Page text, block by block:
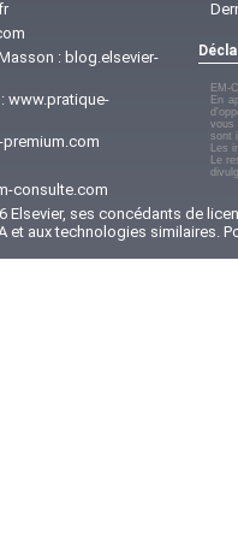
: blog.elsevier-
www.pratique-
consulte.com
EM-
En
vous
sont
Les
Le
Elsevier, ses concédants de
et aux technologies similaires.